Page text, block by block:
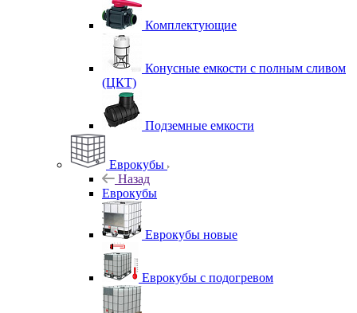
Комплектующие
Конусные емкости с полным сливом
(ЦКТ)
Подземные емкости
Еврокубы
Назад
Еврокубы
Еврокубы новые
Еврокубы с подогревом